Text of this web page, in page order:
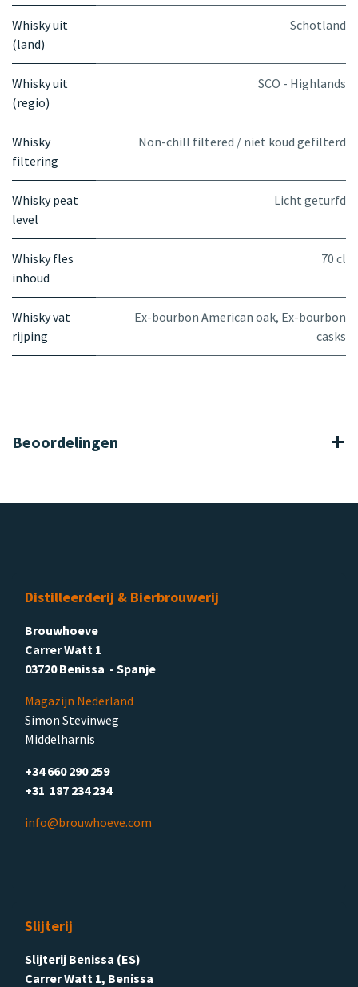
Whisky uit
(land)
Schotland
Whisky uit
(regio)
SCO - Highlands
Whisky
filtering
Non-chill filtered / niet koud gefilterd
Whisky peat
level
Licht geturfd
Whisky fles
inhoud
70 cl
Whisky vat
rijping
Ex-bourbon American oak, Ex-bourbon
casks
Beoordelingen
Distilleerderij & Bierbrouwerij
Brouwhoeve
Carrer Watt 1
03720 Benissa - Spanje
Magazijn Nederland
Simon Stevinweg
Middelharnis
+34 660 290 259
+31 187 234 234
info@brouwhoeve.com
Slijterij
Slijterij Benissa (ES)
Carrer Watt 1, Benissa